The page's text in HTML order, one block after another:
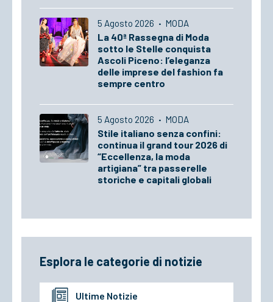
5 Agosto 2026 · MODA
La 40ª Rassegna di Moda
sotto le Stelle conquista
Ascoli Piceno: l’eleganza
delle imprese del fashion fa
sempre centro
5 Agosto 2026 · MODA
Stile italiano senza confini:
continua il grand tour 2026 di
“Eccellenza, la moda
artigiana” tra passerelle
storiche e capitali globali
Esplora le categorie di notizie
Ultime Notizie